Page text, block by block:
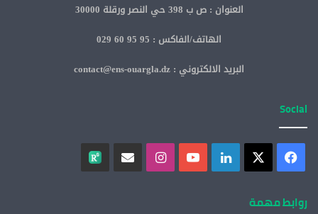
العنوان : ص ب 398 حي النصر ورقلة 30000
الهاتف/الفاكس : 95 95 60 029
البريد الالكتروني : contact@ens-ouargla.dz
Social
روابط مهمة